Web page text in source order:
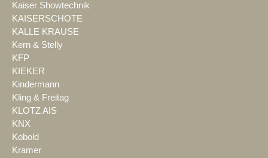
Kaiser Showtechnik
KAISERSCHOTE
KALLE KRAUSE
Kern & Stelly
KFP
KIEKER
Kindermann
Kling & Freitag
KLOTZ AIS
KNX
Kobold
Kramer